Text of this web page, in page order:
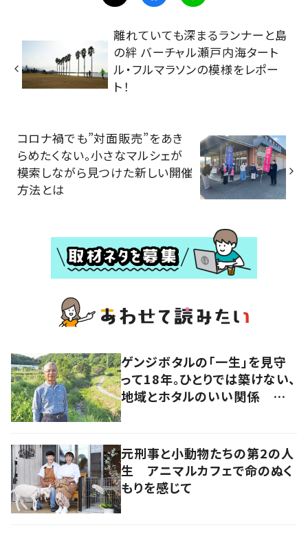
離れていても深まるランナーと島
の絆 バーチャル瀬戸内海タート
ル・フルマラソンの模様をレポー
ト！
コロナ禍でも”対面販売”をあき
らめたくない。小さなマルシェが
模索しながら見つけた新しい開催
方法とは
ゲンジボタルの「一生」を見守
って18年。ひとりでは築けない、
地域とホタルのいい関係 岡
元刑事と小動物たちの第2の人
生 アニマルカフェで命のぬく
もりを感じて